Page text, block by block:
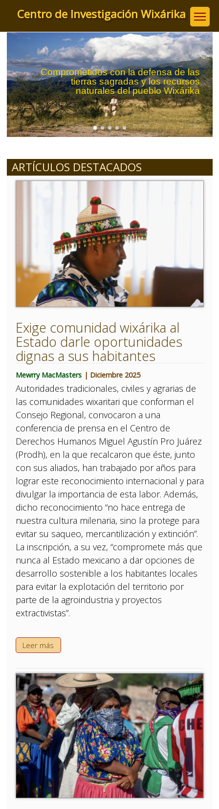
principal
Centro de Investigación Wixárika
Comprometidos con la defensa de las
tierras sagradas y los recursos
naturales del pueblo Wixárika
ARTÍCULOS DESTACADOS
Exige comunidad wixárika al
Estado darle oportunidades
dignas a sus habitantes
Mewrry MacMasters | Diciembre 2025
Autoridades tradicionales, civiles y agrarias de
las comunidades wixaritari que conforman el
Consejo Regional, convocaron a una
conferencia de prensa en el Centro de
Derechos Humanos Miguel Agustín Pro Juárez
(Prodh), en la que recalcaron que éste, junto
con sus aliados, han trabajado por años para
lograr este reconocimiento internacional y para
divulgar la importancia de esta labor. Además,
dicho reconocimiento “no hace entrega de
nuestra cultura milenaria, sino la protege para
evitar su saqueo, mercantilización y extinción”.
La inscripción, a su vez, “compromete más que
nunca al Estado mexicano a dar opciones de
desarrollo sostenible a los habitantes locales
para evitar la explotación del territorio por
parte de la agroindustria y proyectos
extractivistas”.
Leer más